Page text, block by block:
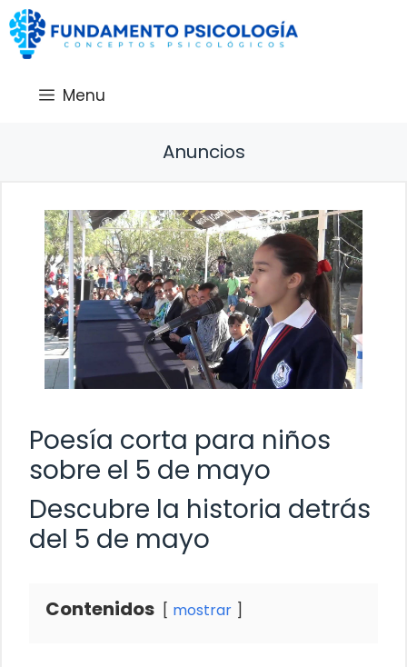
Saltar
al
contenido
Menu
Anuncios
Poesía corta para niños
sobre el 5 de mayo
Descubre la historia detrás
del 5 de mayo
Contenidos mostrar